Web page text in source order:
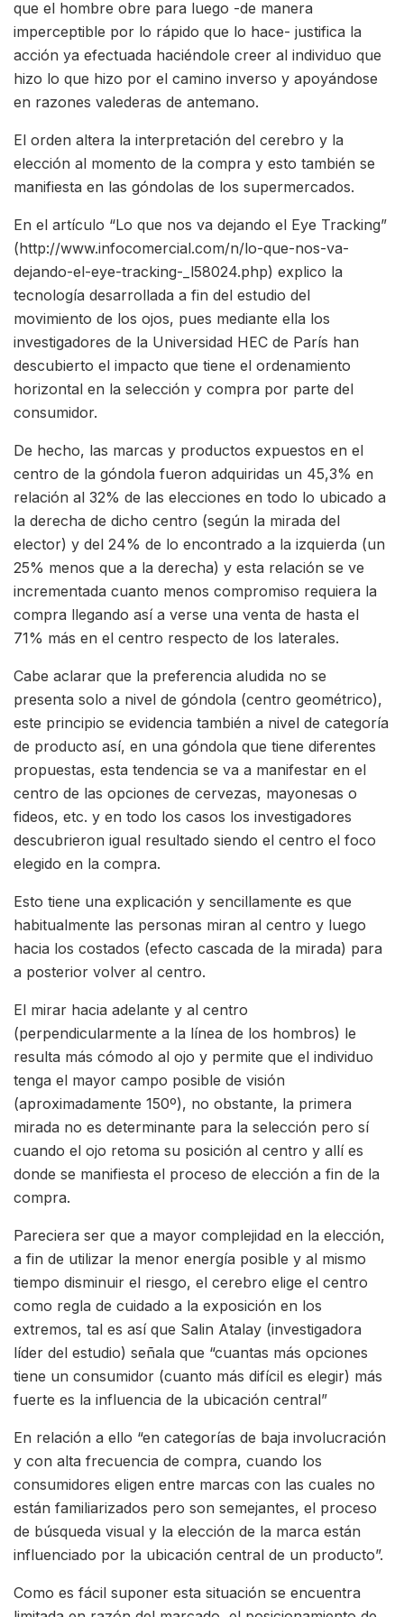
que el hombre obre para luego -de manera
imperceptible por lo rápido que lo hace- justifica la
acción ya efectuada haciéndole creer al individuo que
hizo lo que hizo por el camino inverso y apoyándose
en razones valederas de antemano.
El orden altera la interpretación del cerebro y la
elección al momento de la compra y esto también se
manifiesta en las góndolas de los supermercados.
En el artículo “Lo que nos va dejando el Eye Tracking”
(http://www.infocomercial.com/n/lo-que-nos-va-
dejando-el-eye-tracking-_l58024.php) explico la
tecnología desarrollada a fin del estudio del
movimiento de los ojos, pues mediante ella los
investigadores de la Universidad HEC de París han
descubierto el impacto que tiene el ordenamiento
horizontal en la selección y compra por parte del
consumidor.
De hecho, las marcas y productos expuestos en el
centro de la góndola fueron adquiridas un 45,3% en
relación al 32% de las elecciones en todo lo ubicado a
la derecha de dicho centro (según la mirada del
elector) y del 24% de lo encontrado a la izquierda (un
25% menos que a la derecha) y esta relación se ve
incrementada cuanto menos compromiso requiera la
compra llegando así a verse una venta de hasta el
71% más en el centro respecto de los laterales.
Cabe aclarar que la preferencia aludida no se
presenta solo a nivel de góndola (centro geométrico),
este principio se evidencia también a nivel de categoría
de producto así, en una góndola que tiene diferentes
propuestas, esta tendencia se va a manifestar en el
centro de las opciones de cervezas, mayonesas o
fideos, etc. y en todo los casos los investigadores
descubrieron igual resultado siendo el centro el foco
elegido en la compra.
Esto tiene una explicación y sencillamente es que
habitualmente las personas miran al centro y luego
hacia los costados (efecto cascada de la mirada) para
a posterior volver al centro.
El mirar hacia adelante y al centro
(perpendicularmente a la línea de los hombros) le
resulta más cómodo al ojo y permite que el individuo
tenga el mayor campo posible de visión
(aproximadamente 150º), no obstante, la primera
mirada no es determinante para la selección pero sí
cuando el ojo retoma su posición al centro y allí es
donde se manifiesta el proceso de elección a fin de la
compra.
Pareciera ser que a mayor complejidad en la elección,
a fin de utilizar la menor energía posible y al mismo
tiempo disminuir el riesgo, el cerebro elige el centro
como regla de cuidado a la exposición en los
extremos, tal es así que Salin Atalay (investigadora
líder del estudio) señala que “cuantas más opciones
tiene un consumidor (cuanto más difícil es elegir) más
fuerte es la influencia de la ubicación central”
En relación a ello “en categorías de baja involucración
y con alta frecuencia de compra, cuando los
consumidores eligen entre marcas con las cuales no
están familiarizados pero son semejantes, el proceso
de búsqueda visual y la elección de la marca están
influenciado por la ubicación central de un producto”.
Como es fácil suponer esta situación se encuentra